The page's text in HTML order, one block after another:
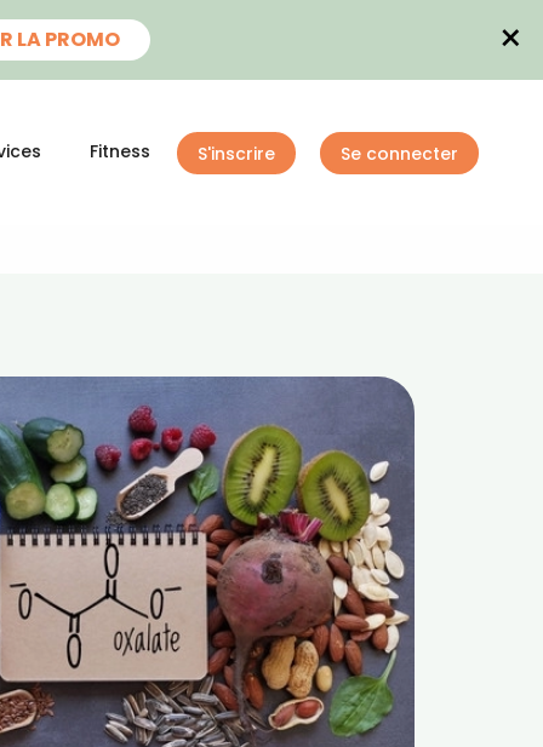
LA PROMO ×
Fitness S'inscrire Se connecter